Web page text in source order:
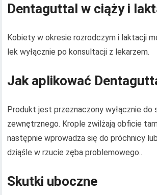
Dentaguttal w ciąży i
Kobiety w okresie rozrodczym i laktacji
lek wyłącznie po konsultacji z lekarzem.
Jak aplikować
Produkt jest przeznaczony wyłącznie do
zewnętrznego. Krople zwilżają obficie
następnie wprowadza się do próchnicy
dziąśle w rzucie zęba problemowego..
Skutki uboczne